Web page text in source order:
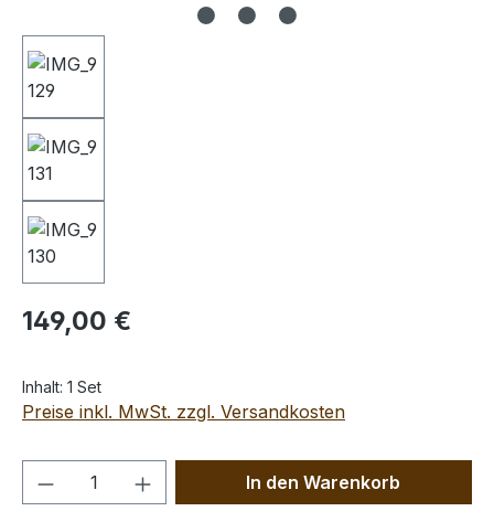
Regulärer Preis:
149,00 €
Inhalt: 1 Set
Preise inkl. MwSt. zzgl. Versandkosten
Produkt Anzahl: Gib denIn den Warenkorb